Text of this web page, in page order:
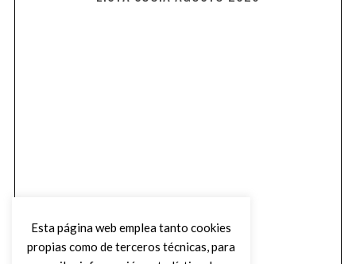
Esta página web emplea tanto cookies
propias como de terceros técnicas, para